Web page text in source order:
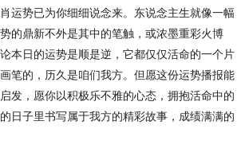
运势已为你细细说念来。东说念主生就像一幅
的鼎新不外是其中的笔触，或浓墨重彩火博
本日的运势是顺是逆，它都仅仅活命的一个片
笔的，历久是咱们我方。但愿这份运势播报能
发，愿你以积极乐不雅的心态，拥抱活命中的
日子里书写属于我方的精彩故事，成绩满满的